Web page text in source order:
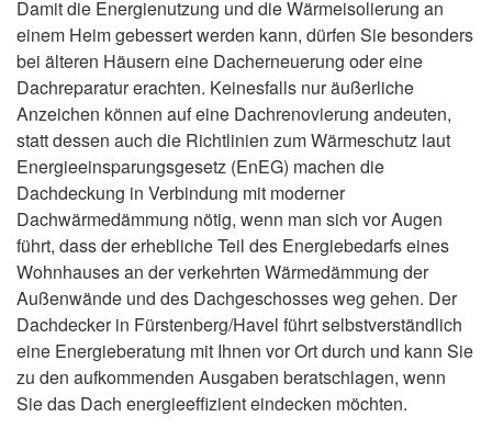
Damit die Energienutzung und die Wärmeisolierung an
einem Heim gebessert werden kann, dürfen Sie besonders
bei älteren Häusern eine Dacherneuerung oder eine
Dachreparatur erachten. Keinesfalls nur äußerliche
Anzeichen können auf eine Dachrenovierung andeuten,
statt dessen auch die Richtlinien zum Wärmeschutz laut
Energieeinsparungsgesetz (EnEG) machen die
Dachdeckung in Verbindung mit moderner
Dachwärmedämmung nötig, wenn man sich vor Augen
führt, dass der erhebliche Teil des Energiebedarfs eines
Wohnhauses an der verkehrten Wärmedämmung der
Außenwände und des Dachgeschosses weg gehen. Der
Dachdecker in Fürstenberg/Havel führt selbstverständlich
eine Energieberatung mit Ihnen vor Ort durch und kann Sie
zu den aufkommenden Ausgaben beratschlagen, wenn
Sie das Dach energieeffizient eindecken möchten.